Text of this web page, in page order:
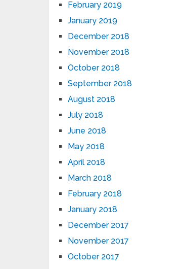
February 2019
January 2019
December 2018
November 2018
October 2018
September 2018
August 2018
July 2018
June 2018
May 2018
April 2018
March 2018
February 2018
January 2018
December 2017
November 2017
October 2017